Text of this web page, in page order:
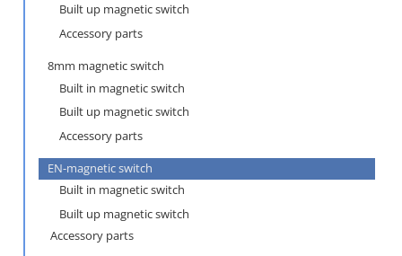
Built up magnetic switch
Accessory parts
8mm magnetic switch
Built in magnetic switch
Built up magnetic switch
Accessory parts
EN-magnetic switch
Built in magnetic switch
Built up magnetic switch
Accessory parts